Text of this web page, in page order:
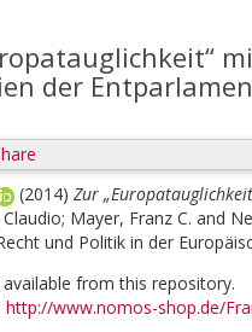
der
(2014) Zur
; Mayer, Franz C. and
und Politik in der
from this repository.
http://www.nomos-shop.de/